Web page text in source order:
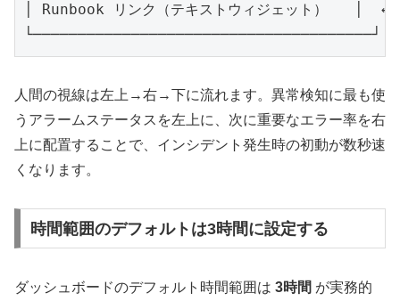
│ Runbook リンク（テキストウィジェット）   │  ←
人間の視線は左上→右→下に流れます。異常検知に最も使
うアラームステータスを左上に、次に重要なエラー率を右
上に配置することで、インシデント発生時の初動が数秒速
くなります。
時間範囲のデフォルトは3時間に設定する
ダッシュボードのデフォルト時間範囲は 3時間 が実務的